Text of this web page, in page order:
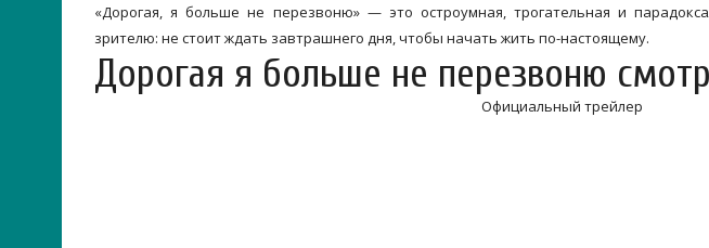
«Дорогая, я больше не перезвоню» — это остроумная, трогательная и
зрителю: не стоит ждать завтрашнего дня, чтобы начать жить по-настоящему.
Дорогая я больше не перезвоню
Официальный трейлер